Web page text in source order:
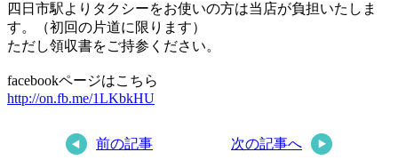
四日市駅よりタクシーをお使いの方は当店が負担いたしま
す。（初回の片道に限ります）
ただし領収書をご持参ください。
facebookページはこちら
http://on.fb.me/1LKbkHU
前の記事 次の記事へ